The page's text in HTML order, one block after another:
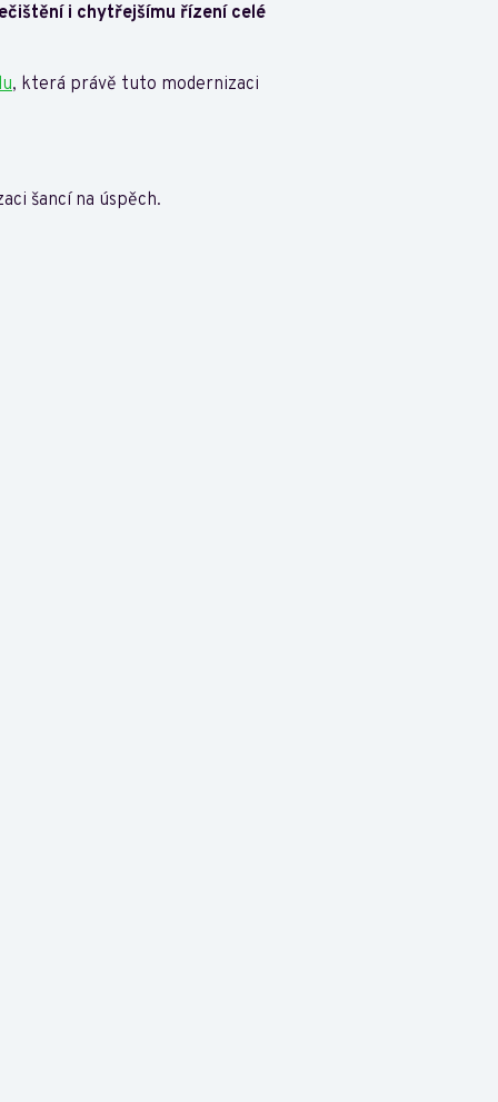
i chytřejšímu řízení celé
, která právě tuto modernizaci
šancí na úspěch.